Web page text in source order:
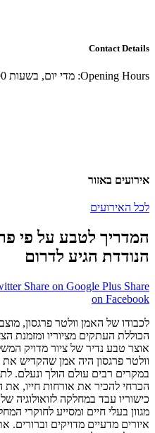
Contact Details
Opening Hours: מדי יום, בשעות 16:00-8:00
אירועים באזור
לכל האירועים
המדריך לטבע על פי
הנודדת הגיע לדרום
Share on Google Plus Share
on Facebook
לכבודו של האמן וולטר פרגסון,
הכוללת העתקים מציוריו ומזמנת
אוצר טבע נדיר של ציור מדויק
וולטר פרגסון היה אמן שהקדיש את
במקרים רבים עולם הולך ונעלם.
הכרחי להכיר את אורחות חייו, את
כישוריו עבד במחלקה לזואולוגיה
מגוון בעלי חיים ומסייע לחוקרי
איורים מדעיים מדויקים וברורים.